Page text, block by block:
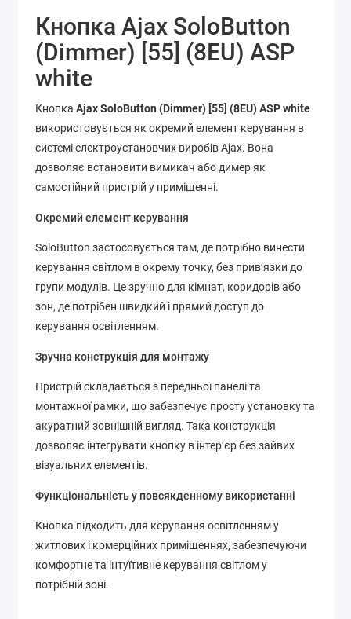
Кнопка Ajax SoloButton
(Dimmer) [55] (8EU) ASP
white
Кнопка Ajax SoloButton (Dimmer) [55] (8EU) ASP white
використовується як окремий елемент керування в
системі електроустановчих виробів Ajax. Вона
дозволяє встановити вимикач або димер як
самостійний пристрій у приміщенні.
Окремий елемент керування
SoloButton застосовується там, де потрібно винести
керування світлом в окрему точку, без прив’язки до
групи модулів. Це зручно для кімнат, коридорів або
зон, де потрібен швидкий і прямий доступ до
керування освітленням.
Зручна конструкція для монтажу
Пристрій складається з передньої панелі та
монтажної рамки, що забезпечує просту установку та
акуратний зовнішній вигляд. Така конструкція
дозволяє інтегрувати кнопку в інтер’єр без зайвих
візуальних елементів.
Функціональність у повсякденному використанні
Кнопка підходить для керування освітленням у
житлових і комерційних приміщеннях, забезпечуючи
комфортне та інтуїтивне керування світлом у
потрібній зоні.